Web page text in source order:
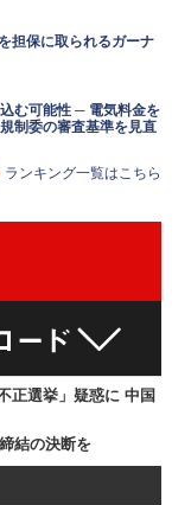
担保に取られるガーナ
む可能性 ─ 電気料金を
制委の審査基準を見直
ランキング一覧はこちら
正選挙」疑惑に 中国
結の決断を